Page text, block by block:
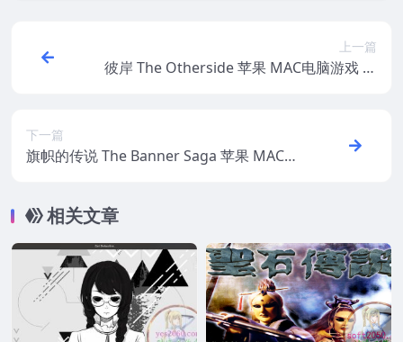
上一篇
彼岸 The Otherside 苹果 MAC电脑游戏 原
下一篇
旗帜的传说 The Banner Saga 苹果 MAC电
相关文章